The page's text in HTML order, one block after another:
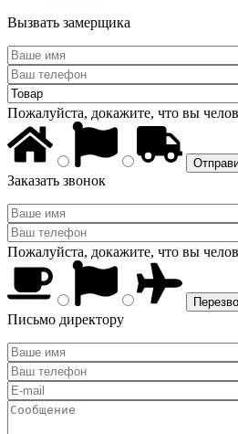
Вызвать замерщика
Пожалуйста, докажите, что вы
Заказать звонок
Пожалуйста, докажите, что вы
Письмо директору